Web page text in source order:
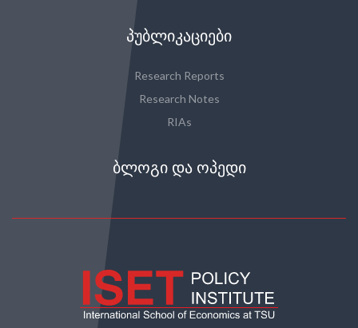
ᲞᲣᲑᲚᲘᲙᲐᲪᲘᲔᲑᲘ
Research Reports
Research Notes
RIAs
ᲑᲚᲝᲒᲘ ᲓᲐ ᲝᲞᲔᲓᲘ